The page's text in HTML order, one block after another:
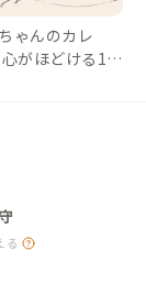
ゃんのカレ
がほどける1週
る